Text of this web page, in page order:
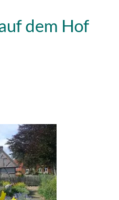
dem Hof